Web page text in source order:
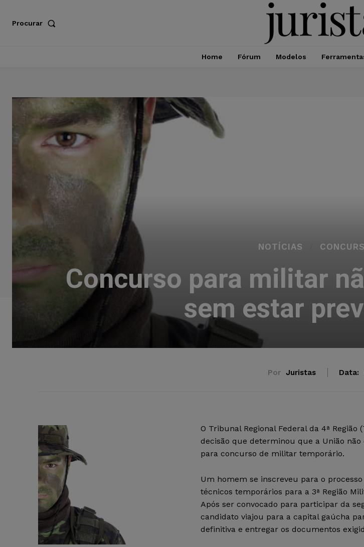
Procurar
Home Fórum Modelos
NOTÍCIAS
Concurso para militar
sem estar
Por Juristas Data:
O Tribunal Regional Federal da 4ª Região
decisão que determinou que a União
para concurso de militar temporário.
Um homem se inscreveu para o
técnicos temporários para a 3ª Região
Após ser convocado para participar da
candidato viajou para a capital gaúcha
definitiva e entregar os documentos